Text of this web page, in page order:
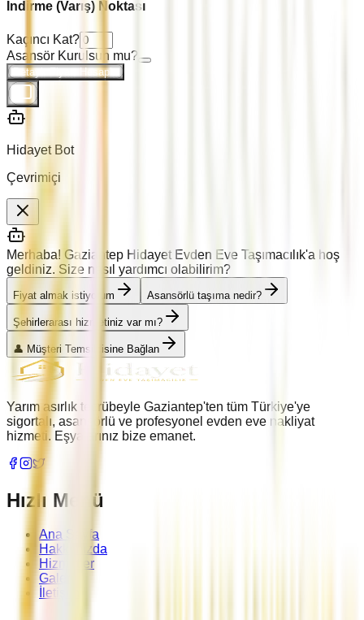
İndirme (Varış) Noktası
Kaçıncı Kat?
Asansör Kurulsun mu?
Detaylı Fiyatı Hesapla
Hidayet Bot
Çevrimiçi
Merhaba! Gaziantep Hidayet Evden Eve Taşımacılık'a hoş
geldiniz. Size nasıl yardımcı olabilirim?
Fiyat almak istiyorum Asansörlü taşıma nedir?
Şehirlerarası hizmetiniz var mı?
👤 Müşteri Temsilcisine Bağlan
Yarım asırlık tecrübeyle Gaziantep'ten tüm Türkiye'ye
sigortalı, asansörlü ve profesyonel evden eve nakliyat
hizmeti. Eşyalarınız bize emanet.
Hızlı Menü
Ana Sayfa
Hakkımızda
Hizmetler
Galeri
İletişim